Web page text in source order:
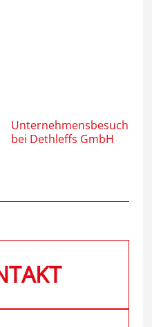
Unternehmensbesuch
bei Dethleffs GmbH